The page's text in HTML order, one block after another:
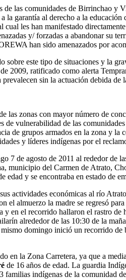
de las comunidades de
la garantía al derecho a la
les han manifestado
y/ forzadas a abandonar su
han sido amenazados por
sobre este tipo de situaciones y la
2009, ratificado como alerta
sin la actuación debida de
zonas con mayor número de
vulnerabilidad de las
de grupos armados en la zona y
y líderes indígenas por el
7 de agosto de 2011 al rededor
municipio del Carmen de Atrato,
edad y se encontraba en estado de
actividades económicas al río
almuerzo la madre se regresó
en el recorrido hallaron el rastro
alrededor de las 10:30 de la
domingo inició un recorrido
en la Zona Carretera, ya que a
de 16 años de edad. La guardia
indígenas de la comunidad